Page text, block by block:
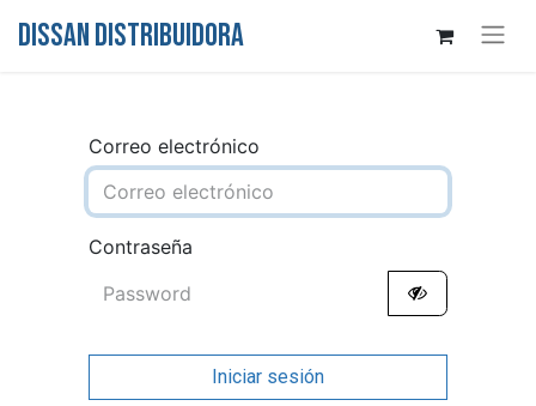
DISSAN DISTRIBUIDORA
Correo electrónico
Contraseña
Iniciar sesión